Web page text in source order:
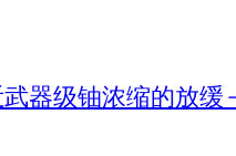
器级铀浓缩的放缓